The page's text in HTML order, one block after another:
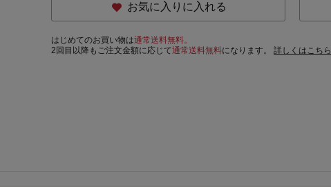
お気に入りに入れる
はじめてのお買い物は通常送料無料。
2回目以降もご注文金額に応じて通常送料無料になります。詳しくはこちら